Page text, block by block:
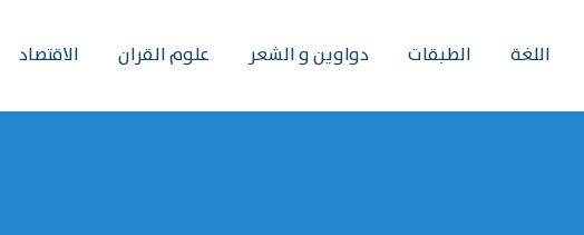
اللغة الطبقات دواوين و الشعر علوم القران الاقتصاد